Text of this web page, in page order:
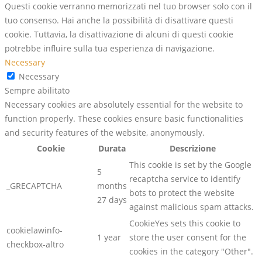
Questi cookie verranno memorizzati nel tuo browser solo con il
tuo consenso. Hai anche la possibilità di disattivare questi
cookie. Tuttavia, la disattivazione di alcuni di questi cookie
potrebbe influire sulla tua esperienza di navigazione.
Necessary
Necessary
Sempre abilitato
Necessary cookies are absolutely essential for the website to
function properly. These cookies ensure basic functionalities
and security features of the website, anonymously.
Cookie
Durata Descrizione
_GRECAPTCHA
5
months
27 days
This cookie is set by the Google
recaptcha service to identify
bots to protect the website
against malicious spam attacks.
cookielawinfo-
checkbox-altro
1 year
CookieYes sets this cookie to
store the user consent for the
cookies in the category "Other".